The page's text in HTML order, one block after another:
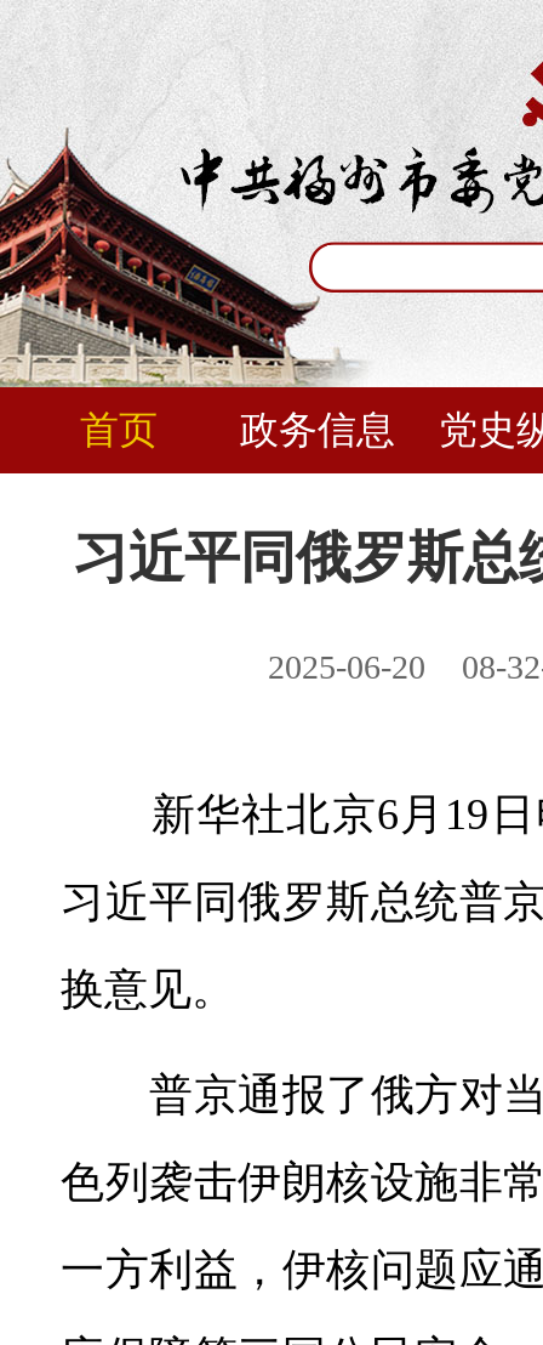
首页 政务信息 党史
习近平同俄罗斯总
2025-06-20 08-
新华社北京6月19日
习近平同俄罗斯总统普
换意见。
普京通报了俄方对当
色列袭击伊朗核设施非
一方利益，伊核问题应